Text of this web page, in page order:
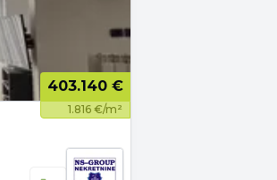
403.140 €
1.816 €/m²